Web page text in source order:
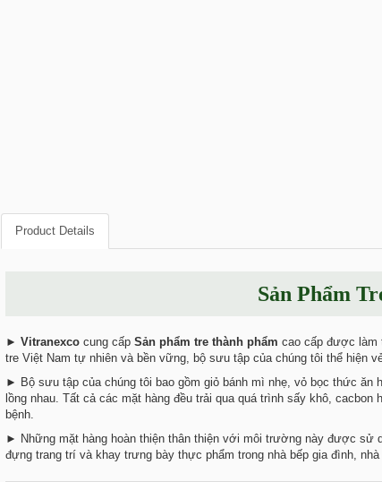
Product Details
Sản Phẩm
► Vitranexcocung cấp Sản phẩm tre thành phẩm cao cấp được làm
tre Việt Nam tự nhiên và bền vững, bộ sưu tập của chúng tôi thể hiện
► Bộ sưu tập của chúng tôi bao gồm giỏ bánh mì nhẹ, vỏ bọc thức ăn
lồng nhau. Tất cả các mặt hàng đều trải qua quá trình sấy khô,
bệnh.
► Những mặt hàng hoàn thiện thân thiện với môi trường này được sử
đựng trang trí và khay trưng bày thực phẩm trong nhà bếp gia đình,